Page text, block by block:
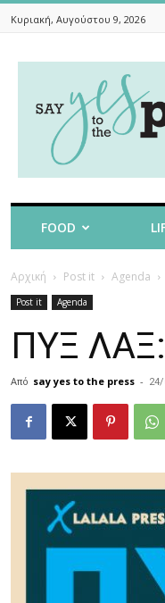
Κυριακή, Αυγούστου 9, 2026
FOOD
Αρχική Post it Agenda
Post it Agenda
ΠΥΞ ΛΑΞ:
Από say yes to the press -